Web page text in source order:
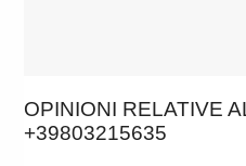
OPINIONI RELATIVE
+39803215635